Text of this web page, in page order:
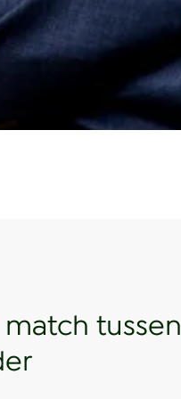
tussen